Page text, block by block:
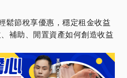
鬆節稅享優惠，穩定租金收益
補助、閒置資產如何創造收益